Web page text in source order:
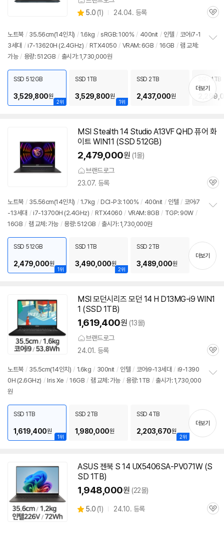
별
5.0 (상
리
뷰
1) 24.04. 등록
관
노트북 / 35.56cm(14인치) / 1.6kg / sRGB: 100% / 400nit / 인텔 / 코어i7-1
3세대 / i7-13620H (2.4GHz) / RTX4050 / VRAM: 6GB / 16GB / 램 교체:
가능 / 용량: 512GB / 출시가: 1,730,000원
치
기
2위
SSD 512GB
3,529,800원
1위
SSD 1TB
3,529,800원
SSD 2TB
2,437,000원
SSD 4TB
더보기
MSI Stealth 14 Studio A13VF QHD 퓨어 화
이트 WIN11 (SSD 512GB)
2,479,000원 (1몰)
브랜드로그
23.07. 등록
관
노트북 / 35.56cm(14인치) / 1.7kg / DCI-P3: 100% / 400nit / 인텔 / 코어i7
-13세대 / i7-13700H (2.4GHz) / RTX4060 / VRAM: 8GB / TGP: 90W /
16GB / 램 교체: 가능 / 용량: 512GB / 출시가: 1,730,000원
기
1위
SSD 512GB
2,479,000원
2위
SSD 1TB
3,490,000원
SSD 2TB
3,489,000원
더보기
MSI 모던시리즈 모던 14 H D13MG-i9 WIN1
1 (SSD 1TB)
1,619,400원 (13몰)
브랜드로그
24.01. 등록
관
노트북 / 35.5cm(14인치 ) / 1.6kg / 300nit / 인텔 / 코어i9-13세대 / i9-1390
0H (2.6GHz) / Iris Xe / 16GB / 램 교체: 가능 / 용량: 1TB / 출시가: 1,730,000
원
기
1위
SSD 1TB
1,619,400원
SSD 2TB
1,980,000원
2위
SSD 4TB
2,203,670원
더보기
ASUS 젠북 S 14 UX5406SA-PV071W (S
SD 1TB)
1,948,000원 (22몰)
별
5.0 (상
1) 24.10. 등록
관